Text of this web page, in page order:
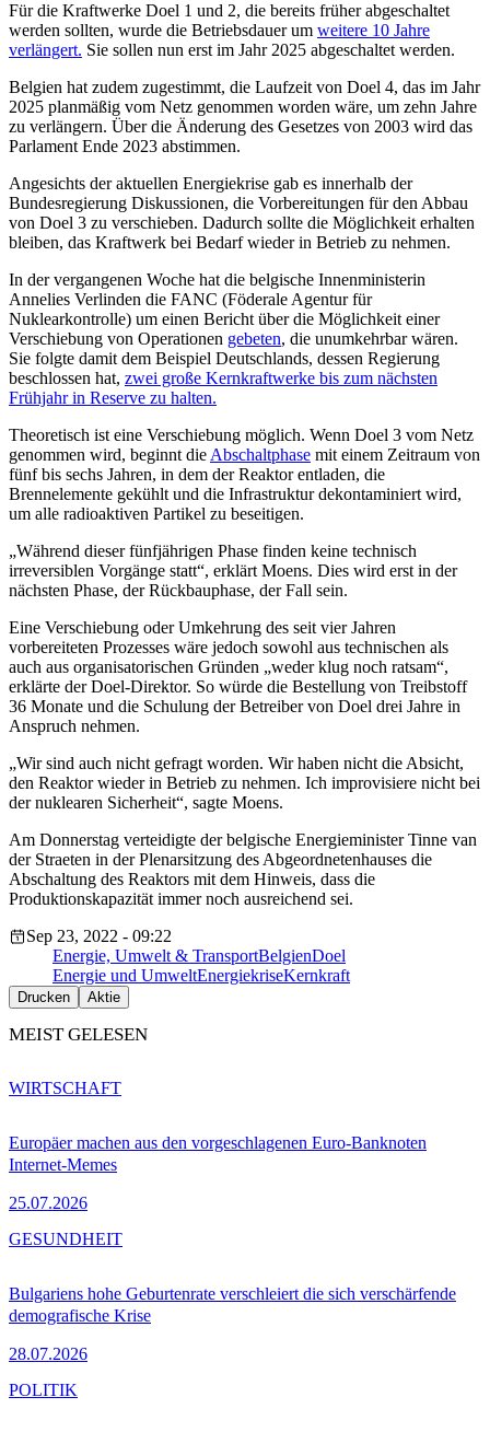
Für die Kraftwerke Doel 1 und 2, die bereits früher abgeschaltet
werden sollten, wurde die Betriebsdauer um weitere 10 Jahre
verlängert. Sie sollen nun erst im Jahr 2025 abgeschaltet werden.
Belgien hat zudem zugestimmt, die Laufzeit von Doel 4, das im Jahr
2025 planmäßig vom Netz genommen worden wäre, um zehn Jahre
zu verlängern. Über die Änderung des Gesetzes von 2003 wird das
Parlament Ende 2023 abstimmen.
Angesichts der aktuellen Energiekrise gab es innerhalb der
Bundesregierung Diskussionen, die Vorbereitungen für den Abbau
von Doel 3 zu verschieben. Dadurch sollte die Möglichkeit erhalten
bleiben, das Kraftwerk bei Bedarf wieder in Betrieb zu nehmen.
In der vergangenen Woche hat die belgische Innenministerin
Annelies Verlinden die FANC (Föderale Agentur für
Nuklearkontrolle) um einen Bericht über die Möglichkeit einer
Verschiebung von Operationen gebeten, die unumkehrbar wären.
Sie folgte damit dem Beispiel Deutschlands, dessen Regierung
beschlossen hat, zwei große Kernkraftwerke bis zum nächsten
Frühjahr in Reserve zu halten.
Theoretisch ist eine Verschiebung möglich. Wenn Doel 3 vom Netz
genommen wird, beginnt die Abschaltphase mit einem Zeitraum von
fünf bis sechs Jahren, in dem der Reaktor entladen, die
Brennelemente gekühlt und die Infrastruktur dekontaminiert wird,
um alle radioaktiven Partikel zu beseitigen.
„Während dieser fünfjährigen Phase finden keine technisch
irreversiblen Vorgänge statt“, erklärt Moens. Dies wird erst in der
nächsten Phase, der Rückbauphase, der Fall sein.
Eine Verschiebung oder Umkehrung des seit vier Jahren
vorbereiteten Prozesses wäre jedoch sowohl aus technischen als
auch aus organisatorischen Gründen „weder klug noch ratsam“,
erklärte der Doel-Direktor. So würde die Bestellung von Treibstoff
36 Monate und die Schulung der Betreiber von Doel drei Jahre in
Anspruch nehmen.
„Wir sind auch nicht gefragt worden. Wir haben nicht die Absicht,
den Reaktor wieder in Betrieb zu nehmen. Ich improvisiere nicht bei
der nuklearen Sicherheit“, sagte Moens.
Am Donnerstag verteidigte der belgische Energieminister Tinne van
der Straeten in der Plenarsitzung des Abgeordnetenhauses die
Abschaltung des Reaktors mit dem Hinweis, dass die
Produktionskapazität immer noch ausreichend sei.
Sep 23, 2022 - 09:22
Energie, Umwelt & TransportBelgienDoel
Energie und UmweltEnergiekriseKernkraft
Drucken Aktie
MEIST GELESEN
Europäer machen aus den vorgeschlagenen Euro-Banknoten
Internet-Memes
25.07.2026
WIRTSCHAFT
Bulgariens hohe Geburtenrate verschleiert die sich verschärfende
demografische Krise
28.07.2026
GESUNDHEIT
POLITIK